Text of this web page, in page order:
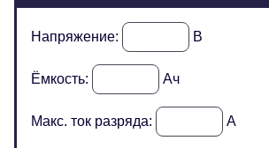
Напряжение: В
Ёмкость: Ач
Макс. ток разряда: А